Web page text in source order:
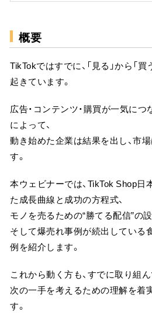
概要
TikTokではすでに、「見る」から「
起きています。
広告・コンテンツ・購買が一気に
によって、
動き始めた企業は結果を出し、市
す。
本ウェビナーでは、TikTok Shop日
た成長曲線と成功の方程式、
モノを売るための“勝てる配信”の設
そして爆売れ事例が続出している
例を紹介します。
これから動く方も、すでに取り組ん
次の一手を考えるための理解を着
す。